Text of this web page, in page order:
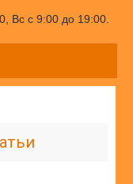
Вс с 9:00 до 19:00.